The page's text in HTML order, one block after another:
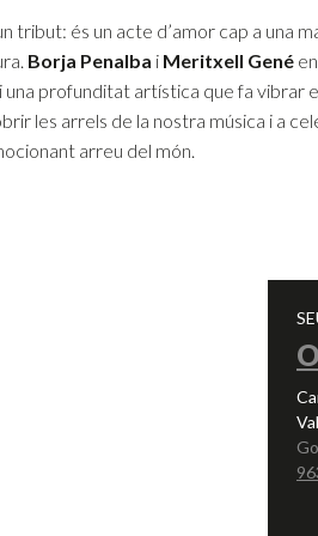
tribut: és un acte d’amor cap a una
Borja Penalba i Meritxell Gené
profunditat artística que fa vibrar
les arrels de la nostra música i a
arreu del món.